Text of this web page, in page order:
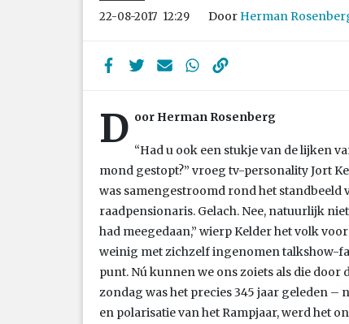
22-08-2017 12:29 Door Herman
D oor Herman Rosenberg
“Had u ook een stukje van de lijken
mond gestopt?” vroeg tv-personality Jort
was samengestroomd rond het standbeeld
raadpensionaris. Gelach. Nee, natuurlijk
had meegedaan,” wierp Kelder het volk
weinig met zichzelf ingenomen talkshow-
punt. Nú kunnen we ons zoiets als die
zondag was het precies 345 jaar geleden –
en polarisatie van het Rampjaar, werd het